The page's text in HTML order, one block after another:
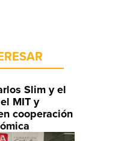
Slim y el
MIT y
cooperación